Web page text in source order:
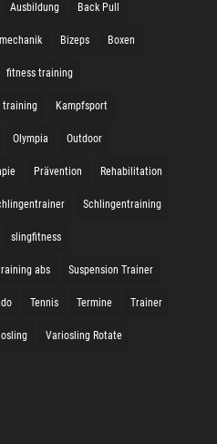
Ausbildung Back Pull
Bizeps Boxen
fitness training
training Kampfsport
Olympia Outdoor
Prävention Rehabilitation
Schlingentraining
slingfitness
abs Suspension Trainer
Tennis Termine Trainer
Variosling Rotate